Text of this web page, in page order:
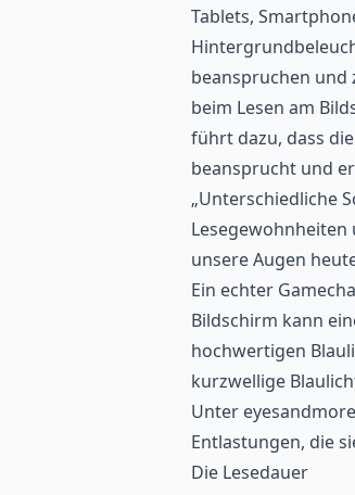
Tablets,
beanspruchen und
beim Lesen am
führt dazu, dass
beansprucht und
„Unterschiedliche
unsere Augen
Ein echter
Bildschirm kann
hochwertigen
kurzwellige
Unter
Entlastungen, die
Die Lesedauer